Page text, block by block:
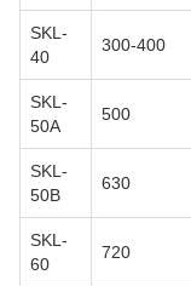
SKL-
40
300-400
SKL-
50A
500
SKL-
50B
630
SKL-
60
720